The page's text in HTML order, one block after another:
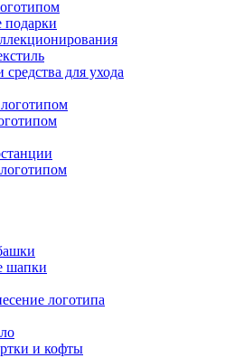
подарки
для ухода
шапки
логотипа
и кофты